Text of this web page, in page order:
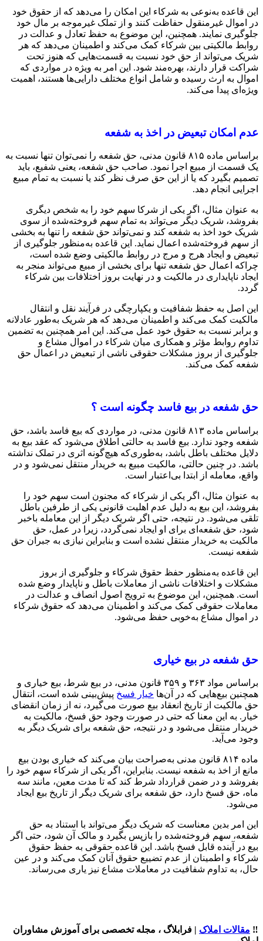
این قاعده به‌نوعی به شرکاء این امکان را می‌دهد که از حقوق خود
در اموال غیرمنقول حفاظت کنند و از تملک غیرموجه بر مال خود
جلوگیری نمایند. همچنین، این موضوع به حفظ تعادل و عدالت در
روابط مالکیتی بین شرکاء کمک می‌کند و اطمینان می‌دهد که هر
شریک می‌تواند از حق خود نسبت به قسمت‌هایی که هنوز تحت
شراکت قرار دارند، بهره‌مند شود. این امر به ویژه در مواردی که
اموال به ارث رسیده و شامل انواع مختلف دارایی‌ها هستند، اهمیت
ویژه‌ای پیدا می‌کند.
عدم امکان تبعیض در اخذ به شفعه
براساس ماده ۸۱۵ قانون مدنی، حق شفعه را نمی‌توان تنها نسبت به
یک قسمت از مبیع اجرا نمود. صاحب حق شفعه، یعنی شفیع، باید
تصمیم بگیرد که یا از این حق صرف نظر کند یا نسبت به تمام مبیع
اجرایی انجام دهد.
به عنوان مثال، اگر یکی از شرکا سهم خود را به شخص دیگری
بفروشد، شریک دیگر می‌تواند به تمام سهم فروخته‌شده از سوی
شریک خود اخذ به شفعه کند و نمی‌تواند حق شفعه را تنها به بخشی
از سهم فروخته‌شده اعمال نماید. این قاعده به‌منظور جلوگیری از
تبعیض و ایجاد هرج و مرج در روابط مالکیتی وضع شده است،
چراکه اعمال حق شفعه تنها برای بخشی از مبیع می‌تواند منجر به
ایجاد ناپایداری در مالکیت و در نهایت بروز اختلافات بین شرکاء
گردد.
این اصل به حفظ شفافیت و یکپارچگی در فرآیند نقل و انتقال
مالکیت کمک می‌کند و اطمینان می‌دهد که هر شریک به‌طور عادلانه
و برابر نسبت به حقوق خود عمل می‌کند. این امر همچنین به تضمین
تداوم روابط مؤثر و همکاری میان شرکاء در اموال مشاع و
جلوگیری از بروز مشکلات حقوقی ناشی از تبعیض در اعمال حق
شفعه کمک می‌کند.
حق شفعه در بیع فاسد چگونه است ؟
براساس ماده ۸۱۳ قانون مدنی، در مواردی که بیع فاسد باشد، حق
شفعه وجود ندارد. بیع فاسد به حالتی اطلاق می‌شود که عقد بیع به
دلایل مختلف باطل باشد، به‌طوری‌که هیچ‌گونه اثری در تملک نداشته
باشد. در چنین حالتی، مالکیت مبیع به خریدار منتقل نمی‌شود و در
واقع، معامله از ابتدا بی‌اعتبار است.
به عنوان مثال، اگر یکی از شرکاء که مجنون است سهم خود را
بفروشد، این بیع به دلیل عدم اهلیت قانونی یکی از طرفین باطل
تلقی می‌شود. در نتیجه، حتی اگر شریک دیگر از این معامله باخبر
شود، حق شفعه‌ای برای او ایجاد نمی‌گردد، زیرا در عمل، حق
مالکیت به خریدار منتقل نشده است و بنابراین نیازی به جبران حق
شفعه نیست.
این قاعده به‌منظور حفظ حقوق شرکاء و جلوگیری از بروز
مشکلات و اختلافات ناشی از معاملات باطل و ناپایدار وضع شده
است. همچنین، این موضوع به ترویج اصول انصاف و عدالت در
معاملات حقوقی کمک می‌کند و اطمینان می‌دهد که حقوق شرکاء
در اموال مشاع به‌خوبی حفظ می‌شود.
حق شفعه در بیع خیاری
براساس مواد ۳۶۳ و ۳۵۹ قانون مدنی، در بیع شرط، بیع خیاری و
همچنین بیع‌هایی که در آن‌ها خیار فسخ پیش‌بینی شده است، انتقال
حق مالکیت از تاریخ انعقاد بیع صورت می‌گیرد، نه از زمان انقضای
خیار. به این معنا که حتی در صورت وجود حق فسخ، مالکیت به
خریدار منتقل می‌شود و در نتیجه، حق شفعه برای شریک دیگر به
وجود می‌آید.
ماده ۸۱۴ قانون مدنی به‌صراحت بیان می‌کند که خیاری بودن بیع
مانع از اخذ به شفعه نیست. بنابراین، اگر یکی از شرکاء سهم خود را
بفروشد و در ضمن قرارداد شرط کند که تا مدت معین، مانند سه
ماه، حق فسخ دارد، حق شفعه برای شریک دیگر از تاریخ بیع ایجاد
می‌شود.
این امر بدین معناست که شریک دیگر می‌تواند با استناد به حق
شفعه، سهم فروخته‌شده را بازپس بگیرد و مالک آن شود، حتی اگر
بیع در آینده قابل فسخ باشد. این قاعده حقوقی به حفظ حقوق
شرکاء و اطمینان از عدم تضییع حقوق آنان کمک می‌کند و در عین
حال، به تداوم شفافیت در معاملات مشاع نیز یاری می‌رساند.
‼️ مقالات املاک | فرابلاگ ، مجله تخصصی برای آموزش مشاوران